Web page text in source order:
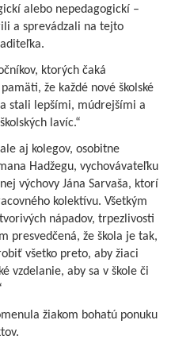
alebo nepedagogickí –
a sprevádzali na tejto
ktorých čaká
že každé nové školské
stali lepšími, múdrejšími a
lavíc.“
aj kolegov, osobitne
Hadžegu, vychovávateľku
výchovy Jána Sarvaša, ktorí
kolektívu. Všetkým
nápadov, trpezlivosti
presvedčená, že škola je tak,
všetko preto, aby žiaci
vzdelanie, aby sa v škole či
žiakom bohatú ponuku